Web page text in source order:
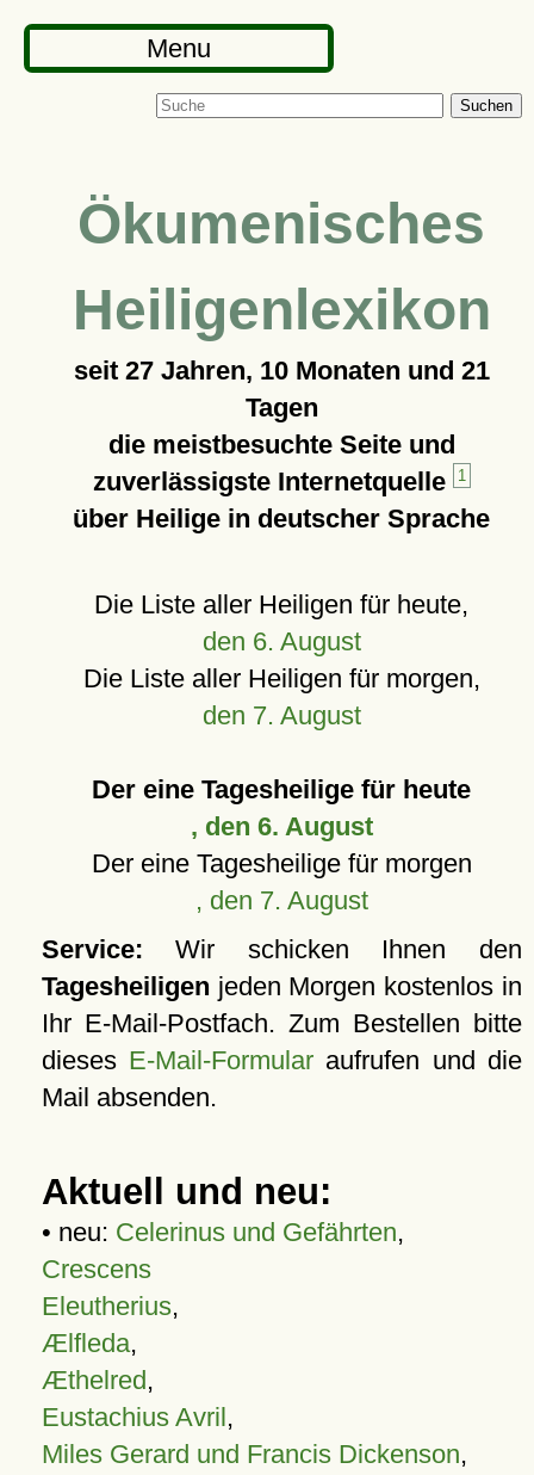
Menu
Suchen
Ökumenisches
Heiligenlexikon
seit 27 Jahren, 10 Monaten und 21
Tagen
die meistbesuchte Seite und
zuverlässigste Internetquelle
1
über Heilige in deutscher Sprache
Die Liste aller Heiligen für heute,
den 6. August
Die Liste aller Heiligen für morgen,
den 7. August
Der eine Tagesheilige für heute
, den 6. August
Der eine Tagesheilige für morgen
, den 7. August
Service: Wir schicken Ihnen den
Tagesheiligen jeden Morgen kostenlos in
Ihr E-Mail-Postfach. Zum Bestellen bitte
dieses E-Mail-Formular aufrufen und die
Mail absenden.
Aktuell und neu:
• neu: Celerinus und Gefährten,
Crescens
Eleutherius,
Ælfleda,
Æthelred,
Eustachius Avril,
Miles Gerard und Francis Dickenson,